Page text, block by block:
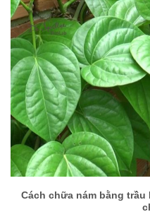
Cách chữa nám bằng